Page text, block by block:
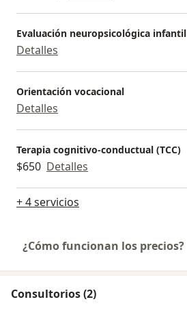
Evaluación neuropsicológica infantil
Detalles
Orientación vocacional
Detalles
Terapia cognitivo-conductual (TCC)
$650 Detalles
+ 4 servicios
¿Cómo funcionan los precios?
Consultorios (2)